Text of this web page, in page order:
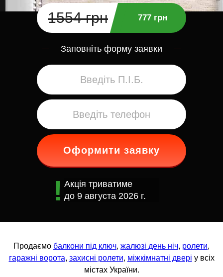
1554 грн 777 грн
Заповніть форму заявки
Оформити заявку
Акція триватиме
до 9 августа 2026 г.
Продаємо балкони під ключ, жалюзі день ніч, ролети,
гаражні ворота, захисні ролети, міжкімнатні двері у всіх
містах України.